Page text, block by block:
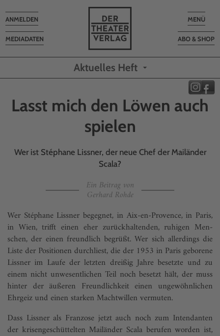
Toggle
MENÜ
ABO & SHOP
MEDIADATEN
Toggle
navigation
ANMELDEN
Aktuelles Heft
Lasst mich den Löwen auch
spielen
Wer ist Stéphane Lissner, der neue Chef der Mailänder
Scala?
Ein Beitrag von
Gerhard Rohde
Wer Stéphane Lissner begegnet, in Aix-en-Provence, in Paris,
in Wien, trifft ­einen eher zurückhaltenden, ruhigen Men­
schen, der einen freundlich begrüßt. Wer sich allerdings die
Liste der Positionen durchliest, die der 1953 in Paris geborene
Lissner im Laufe der letzten dreißig Jahre besetzte und zu
einem nicht unwesentlichen Teil noch besetzt hält, der muss
hinter der äußeren Freundlichkeit einen ungewöhnlichen
Ehrgeiz und einen starken Machtwillen vermuten.
Dass Lissner als Franzose jetzt auch noch zum Intendanten
der krisengeschüttelten Mailänder Scala berufen worden ist,